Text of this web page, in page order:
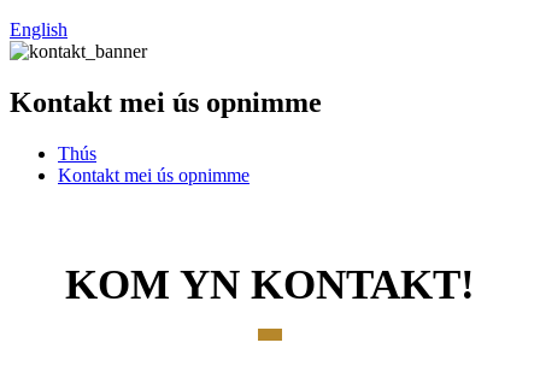
English
Kontakt mei ús opnimme
Thús
Kontakt mei ús opnimme
KOM YN KONTAKT!